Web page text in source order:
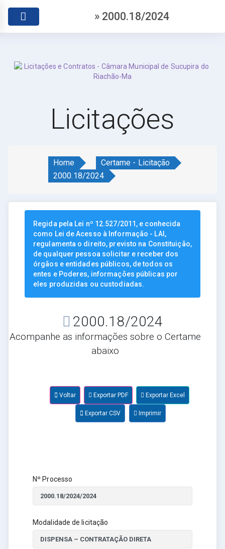
» 2000.18/2024
Licitações
Home
Certame - Licitação
2000.18/2024
Regida pela Lei nº 12.527/2011, e conhecida
como Lei de Acesso à Informação - LAI,
regulamenta o direito, previsto na Constituição,
de qualquer pessoa solicitar e receber dos
órgãos e entidades públicos, de todos os
entes e Poderes, informações públicas por
eles produzidas ou custodiadas.
2000.18/2024
Acompanhe as informações sobre o Certame
abaixo
Voltar Exportar PDF Exportar Excel
Exportar CSV Imprimir
Nº Processo
Modalidade de licitação